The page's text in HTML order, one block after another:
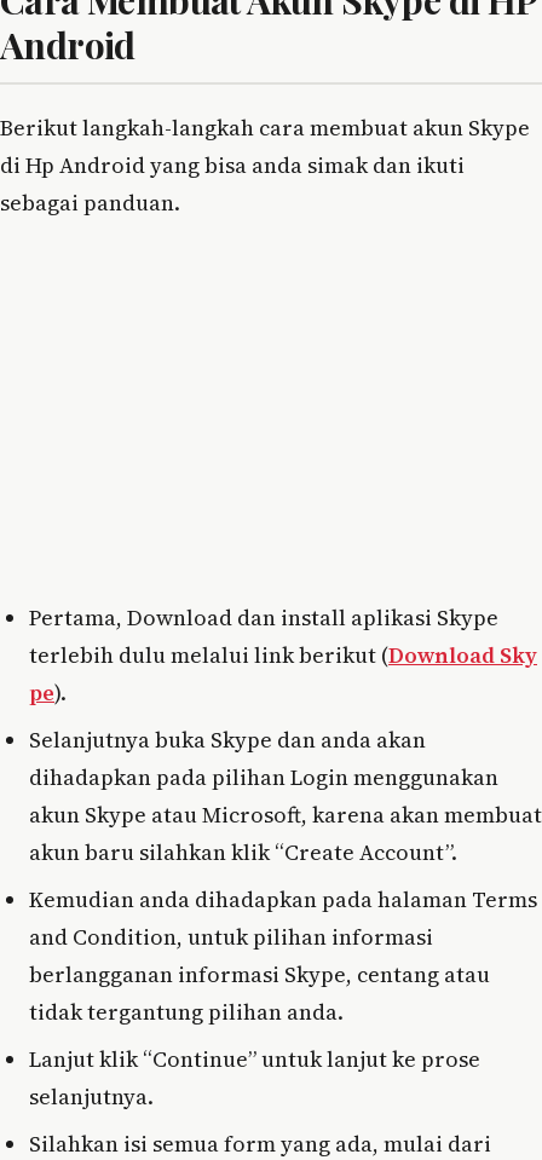
Android
Berikut langkah-langkah cara membuat akun Skype
di Hp Android yang bisa anda simak dan ikuti
sebagai panduan.
Pertama, Download dan install aplikasi Skype
terlebih dulu melalui link berikut (Download Sky
pe).
Selanjutnya buka Skype dan anda akan
dihadapkan pada pilihan Login menggunakan
akun Skype atau Microsoft, karena akan membuat
akun baru silahkan klik “Create Account”.
Kemudian anda dihadapkan pada halaman Terms
and Condition, untuk pilihan informasi
berlangganan informasi Skype, centang atau
tidak tergantung pilihan anda.
Lanjut klik “Continue” untuk lanjut ke prose
selanjutnya.
Silahkan isi semua form yang ada, mulai dari